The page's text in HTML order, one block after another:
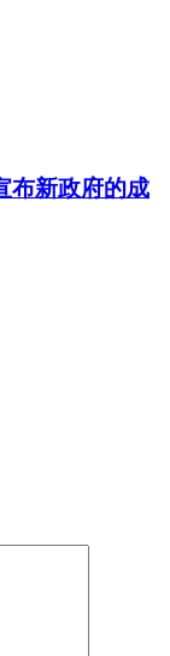
布新政府的成